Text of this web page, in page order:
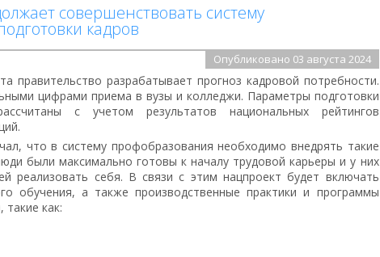
совершенствовать систему
кадров
Опубликовано 03 августа 2024
правительство разрабатывает прогноз кадровой потребности.
цифрами приема в вузы и колледжи. Параметры подготовки
с учетом результатов национальных рейтингов
что в систему профобразования необходимо внедрять такие
были максимально готовы к началу трудовой карьеры и у них
реализовать себя. В связи с этим нацпроект будет включать
обучения, а также производственные практики и программы
как: